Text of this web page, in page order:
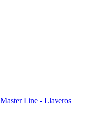
Master Line - Llaveros